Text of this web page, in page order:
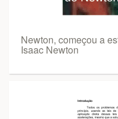
Newton, começou a
Isaac Newton